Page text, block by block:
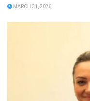
MARCH 31, 2026